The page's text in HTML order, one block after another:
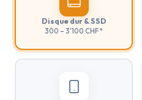
Disque dur & SSD
300 – 3'100 CHF *